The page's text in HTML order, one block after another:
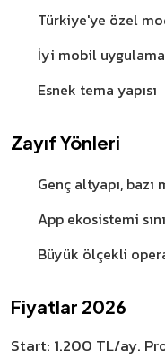
Türkiye'ye özel
İyi mobil uygulama
Esnek tema yapısı
Zayıf Yönleri
Genç altyapı,
App ekosistemi
Büyük ölçekli
Fiyatlar 2026
Start: 1.200 TL/ay.